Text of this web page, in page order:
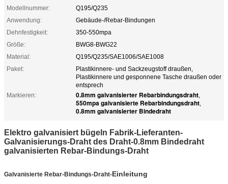
Modellnummer:
Q195/Q235
Anwendung:
Gebäude-/Rebar-Bindungen
Dehnfestigkeit:
350-550mpa
Größe:
BWG8-BWG22
Material:
Q195/Q235/SAE1006/SAE1008
Paket:
Plastikinnere- und Sackzeugstoff draußen,
Plastikinnere und gesponnene Tasche draußen oder
entsprech
Markieren:
0.8mm galvanisierter Rebarbindungsdraht,
550mpa galvanisierte Rebarbindungsdraht,
0.8mm galvanisierter Bindedraht
Elektro galvanisiert bügeln Fabrik-Lieferanten-
Galvanisierungs-Draht des Draht-0.8mm Bindedraht
galvanisierten Rebar-Bindungs-Draht
Galvanisierte Rebar-Bindungs-Draht-Einleitung